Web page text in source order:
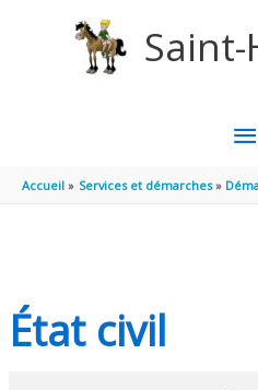
Accueil Services et démarches
État civil